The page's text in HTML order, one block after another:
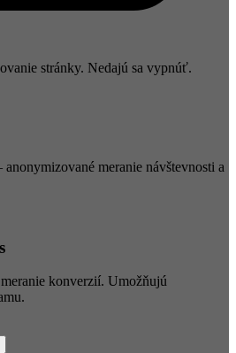
stránky. Nedajú sa vypnúť.
meranie návštevnosti a
konverzií. Umožňujú